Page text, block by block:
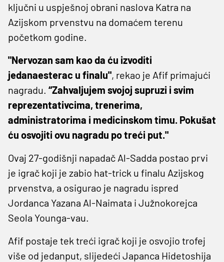
ključni u uspješnoj obrani naslova Katra na
Azijskom prvenstvu na domaćem terenu
početkom godine.
"Nervozan sam kao da ću izvoditi
jedanaesterac u finalu", rekao je Afif primajući
nagradu. “Zahvaljujem svojoj supruzi i svim
reprezentativcima, trenerima,
administratorima i medicinskom timu. Pokušat
ću osvojiti ovu nagradu po treći put."
Ovaj 27-godišnji napadač Al-Sadda postao prvi
je igrač koji je zabio hat-trick u finalu Azijskog
prvenstva, a osigurao je nagradu ispred
Jordanca Yazana Al-Naimata i Južnokorejca
Seola Younga-vau.
Afif postaje tek treći igrač koji je osvojio trofej
više od jedanput, slijedeći Japanca Hidetoshija